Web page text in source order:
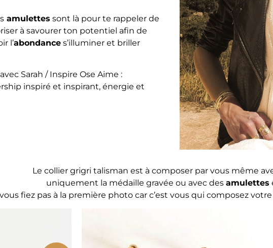
amulettes sont là pour te rappeler de
à savourer ton potentiel afin de
l’abondance s’illuminer et briller
Sarah / Inspire Ose Aime :
inspiré et inspirant, énergie et
Le collier grigri talisman est à composer par vous même
uniquement la médaille gravée ou avec des amulettes
fiez pas à la première photo car c’est vous qui composez